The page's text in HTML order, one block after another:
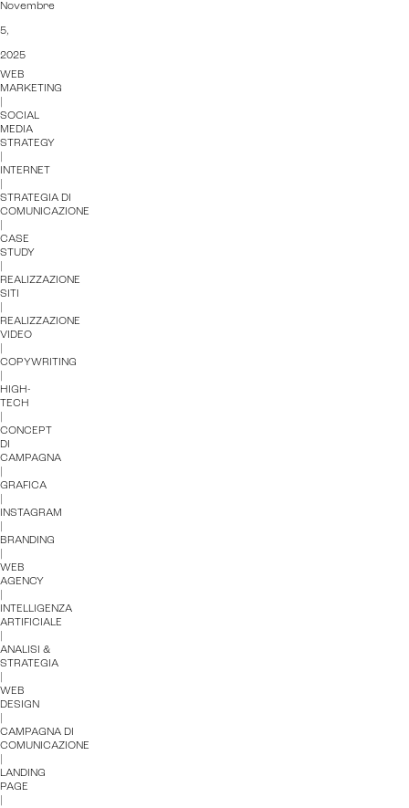
Intelligenza Artificiale e AR VR -
Metaverso
Novembre
5,
2025
WEB
MARKETING
SOCIAL
MEDIA
STRATEGY
INTERNET
STRATEGIA DI
COMUNICAZIONE
CASE
STUDY
REALIZZAZIONE
SITI
REALIZZAZIONE
VIDEO
COPYWRITING
HIGH-
TECH
CONCEPT
DI
CAMPAGNA
GRAFICA
INSTAGRAM
BRANDING
WEB
AGENCY
INTELLIGENZA
ARTIFICIALE
ANALISI &
STRATEGIA
WEB
DESIGN
CAMPAGNA DI
COMUNICAZIONE
LANDING
PAGE